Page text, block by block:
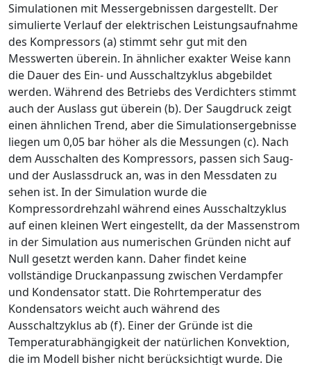
Simulationen mit Messergebnissen dargestellt. Der
simulierte Verlauf der elektrischen Leistungsaufnahme
des Kompressors (a) stimmt sehr gut mit den
Messwerten überein. In ähnlicher exakter Weise kann
die Dauer des Ein- und Ausschaltzyklus abgebildet
werden. Während des Betriebs des Verdichters stimmt
auch der Auslass gut überein (b). Der Saugdruck zeigt
einen ähnlichen Trend, aber die Simulationsergebnisse
liegen um 0,05 bar höher als die Messungen (c). Nach
dem Ausschalten des Kompressors, passen sich Saug-
und der Auslassdruck an, was in den Messdaten zu
sehen ist. In der Simulation wurde die
Kompressordrehzahl während eines Ausschaltzyklus
auf einen kleinen Wert eingestellt, da der Massenstrom
in der Simulation aus numerischen Gründen nicht auf
Null gesetzt werden kann. Daher findet keine
vollständige Druckanpassung zwischen Verdampfer
und Kondensator statt. Die Rohrtemperatur des
Kondensators weicht auch während des
Ausschaltzyklus ab (f). Einer der Gründe ist die
Temperaturabhängigkeit der natürlichen Konvektion,
die im Modell bisher nicht berücksichtigt wurde. Die